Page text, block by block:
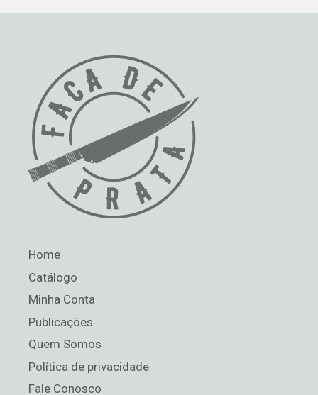
Home
Catálogo
Minha Conta
Publicações
Quem Somos
Política de privacidade
Fale Conosco